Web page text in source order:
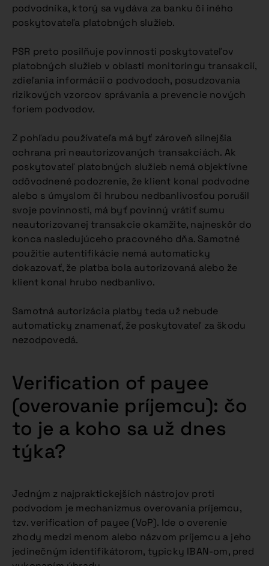
podvodníka, ktorý sa vydáva za banku či iného
poskytovateľa platobných služieb.
PSR preto posilňuje povinnosti poskytovateľov
platobných služieb v oblasti monitoringu transakcií,
zdieľania informácií o podvodoch, posudzovania
rizikových vzorcov správania a prevencie nových
foriem podvodov.
Z pohľadu používateľa má byť zároveň silnejšia
ochrana pri neautorizovaných transakciách. Ak
poskytovateľ platobných služieb nemá objektívne
odôvodnené podozrenie, že klient konal podvodne
alebo s úmyslom či hrubou nedbanlivosťou porušil
svoje povinnosti, má byť povinný vrátiť sumu
neautorizovanej transakcie okamžite, najneskôr do
konca nasledujúceho pracovného dňa. Samotné
použitie autentifikácie nemá automaticky
dokazovať, že platba bola autorizovaná alebo že
klient konal hrubo nedbanlivo.
Samotná autorizácia platby teda už nebude
automaticky znamenať, že poskytovateľ za škodu
nezodpovedá.
Verification of payee
(overovanie príjemcu): čo
to je a koho sa už dnes
týka?
Jedným z najpraktickejších nástrojov proti
podvodom je mechanizmus overovania príjemcu,
tzv. verification of payee (VoP). Ide o overenie
zhody medzi menom alebo názvom príjemcu a jeho
jedinečným identifikátorom, typicky IBAN-om, pred